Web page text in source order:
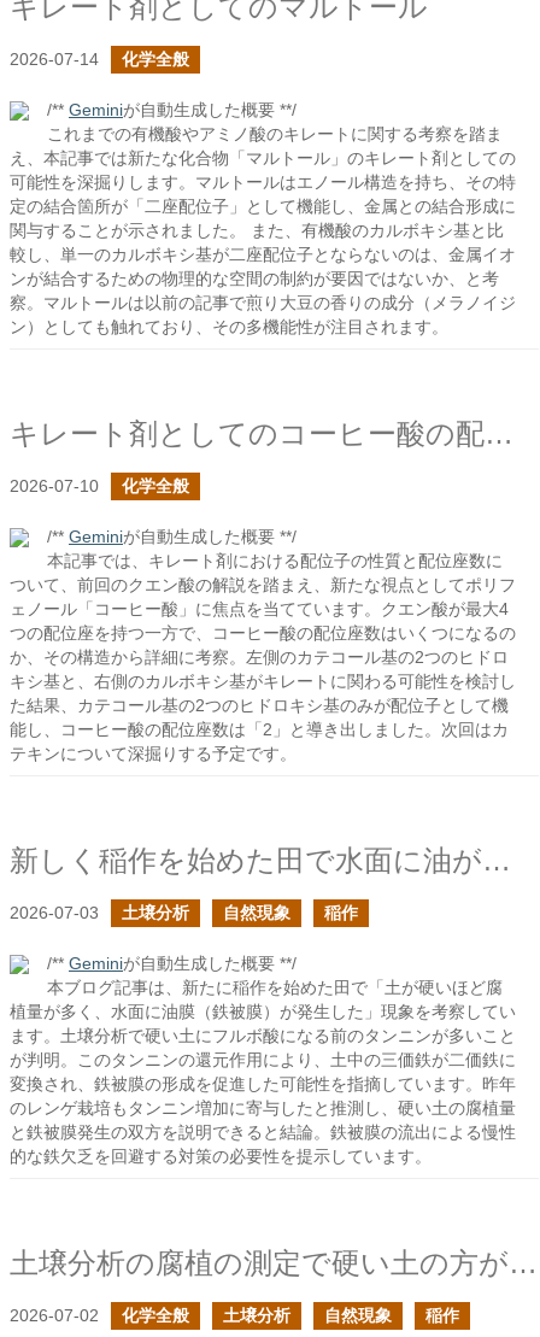
キレート剤としてのマルトール
2026-07-14 化学全般
/** Geminiが自動生成した概要 **/
これまでの有機酸やアミノ酸のキレートに関する考察を踏ま
え、本記事では新たな化合物「マルトール」のキレート剤としての
可能性を深掘りします。マルトールはエノール構造を持ち、その特
定の結合箇所が「二座配位子」として機能し、金属との結合形成に
関与することが示されました。 また、有機酸のカルボキシ基と比
較し、単一のカルボキシ基が二座配位子とならないのは、金属イオ
ンが結合するための物理的な空間の制約が要因ではないか、と考
察。マルトールは以前の記事で煎り大豆の香りの成分（メラノイジ
ン）としても触れており、その多機能性が注目されます。
キレート剤としてのコーヒー酸の配位子について
2026-07-10 化学全般
/** Geminiが自動生成した概要 **/
本記事では、キレート剤における配位子の性質と配位座数に
ついて、前回のクエン酸の解説を踏まえ、新たな視点としてポリフ
ェノール「コーヒー酸」に焦点を当てています。クエン酸が最大4
つの配位座を持つ一方で、コーヒー酸の配位座数はいくつになるの
か、その構造から詳細に考察。左側のカテコール基の2つのヒドロ
キシ基と、右側のカルボキシ基がキレートに関わる可能性を検討し
た結果、カテコール基の2つのヒドロキシ基のみが配位子として機
能し、コーヒー酸の配位座数は「2」と導き出しました。次回はカ
テキンについて深掘りする予定です。
新しく稲作を始めた田で水面に油が浮いていた再び
2026-07-03 土壌分析 自然現象 稲作
/** Geminiが自動生成した概要 **/
本ブログ記事は、新たに稲作を始めた田で「土が硬いほど腐
植量が多く、水面に油膜（鉄被膜）が発生した」現象を考察してい
ます。土壌分析で硬い土にフルボ酸になる前のタンニンが多いこと
が判明。このタンニンの還元作用により、土中の三価鉄が二価鉄に
変換され、鉄被膜の形成を促進した可能性を指摘しています。昨年
のレンゲ栽培もタンニン増加に寄与したと推測し、硬い土の腐植量
と鉄被膜発生の双方を説明できると結論。鉄被膜の流出による慢性
的な鉄欠乏を回避する対策の必要性を提示しています。
土壌分析の腐植の測定で硬い土の方が腐植量が多かったのは何故だろう？
2026-07-02 化学全般 土壌分析 自然現象 稲作